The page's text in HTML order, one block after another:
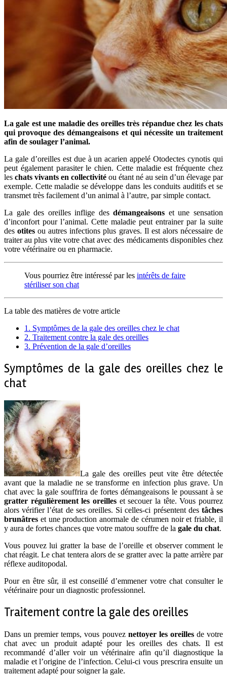
La gale est une maladie des oreilles très répandue chez les chats
qui provoque des démangeaisons et qui nécessite un traitement
afin de soulager l’animal.
La gale d’oreilles est due à un acarien appelé Otodectes cynotis qui
peut également parasiter le chien. Cette maladie est fréquente chez
les chats vivants en collectivité ou étant né au sein d’un élevage par
exemple. Cette maladie se développe dans les conduits auditifs et se
transmet très facilement d’un animal à l’autre, par simple contact.
La gale des oreilles inflige desdémangeaisons et une sensation
d’inconfort pour l’animal. Cette maladie peut entrainer par la suite
desotites ou autres infections plus graves. Il est alors nécessaire de
traiter au plus vite votre chat avec des médicaments disponibles chez
votre vétérinaire ou en pharmacie.
Vous pourriez être intéressé par les intérêts de faire
stériliser son chat
La table des matières de votre article
1. Symptômes de la gale des oreilles chez le chat
2. Traitement contre la gale des oreilles
3. Prévention de la gale d’oreilles
Symptômes de la gale des oreilles chez le
chat
La gale des oreilles peut vite être détectée
avant que la maladie ne se transforme en infection plus grave. Un
chat avec la gale souffrira de fortes démangeaisons le poussant à se
gratter régulièrement les oreilles et secouer la tête. Vous pourrez
alors vérifier l’état de ses oreilles. Si celles-ci présentent des tâches
brunâtres et une production anormale de cérumen noir et friable, il
y aura de fortes chances que votre matou souffre de la gale du chat.
Vous pouvez lui gratter la base de l’oreille et observer comment le
chat réagit. Le chat tentera alors de se gratter avec la patte arrière par
réflexe auditopodal.
Pour en être sûr, il est conseillé d’emmener votre chat consulter le
vétérinaire pour un diagnostic professionnel.
Traitement contre la gale des oreilles
Dans un premier temps, vous pouvez nettoyer les oreillesde votre
chat avec un produit adapté pour les oreilles des chats. Il est
recommandé d’aller voir un vétérinaire afin qu’il diagnostique la
maladie et l’origine de l’infection. Celui-ci vous prescrira ensuite un
traitement adapté pour soigner la gale.